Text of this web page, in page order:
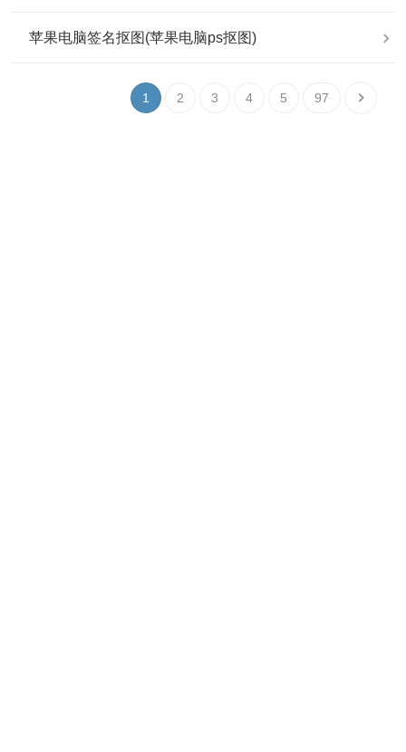
苹果电脑签名抠图(苹果电脑ps抠图)
1 2 3 4 5 97